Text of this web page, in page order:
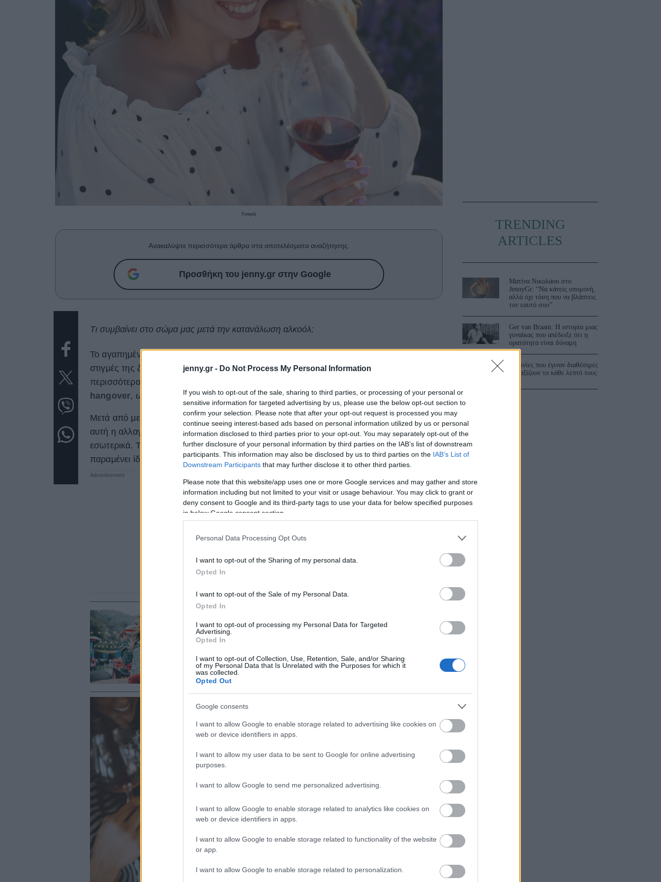
jenny.gr - Do Not Process My Personal Information
If you wish to opt-out of the sale, sharing to third parties, or processing of your personal or
sensitive information for targeted advertising by us, please use the below opt-out section to
confirm your selection. Please note that after your opt-out request is processed you may
continue seeing interest-based ads based on personal information utilized by us or personal
information disclosed to third parties prior to your opt-out. You may separately opt-out of the
further disclosure of your personal information by third parties on the IAB’s list of downstream
participants. This information may also be disclosed by us to third parties on the IAB’s List of
Downstream Participants that may further disclose it to other third parties.
Please note that this website/app uses one or more Google services and may gather and store
information including but not limited to your visit or usage behaviour. You may click to grant or
deny consent to Google and its third-party tags to use your data for below specified purposes
in below Google consent section.
Personal Data Processing Opt Outs
I want to opt-out of the Sharing of my personal data.
Opted In
I want to opt-out of the Sale of my Personal Data.
Opted In
I want to opt-out of processing my Personal Data for Targeted
Advertising.
Opted In
I want to opt-out of Collection, Use, Retention, Sale, and/or Sharing
of my Personal Data that Is Unrelated with the Purposes for which it
was collected.
Opted Out
Google consents
I want to allow Google to enable storage related to advertising like cookies on
web or device identifiers in apps.
I want to allow my user data to be sent to Google for online advertising
purposes.
I want to allow Google to send me personalized advertising.
I want to allow Google to enable storage related to analytics like cookies on
web or device identifiers in apps.
I want to allow Google to enable storage related to functionality of the website
or app.
I want to allow Google to enable storage related to personalization.
Freepik
Ανακαλύψτε περισσότερα άρθρα στα αποτελέσματα αναζήτησης.
Προσθήκη του jenny.gr στην Google
Τι συμβαίνει στο σώμα μας μετά την κατανάλωση αλκοόλ;
Το αγαπημένο μας
στιγμές της ζωής
μας. Και μπορεί σε μικρότερη ηλικία να έπρεπε να καταναλώσουμε
περισσότερα ποτήρια για να νιώσουμε ότι μας επηρεάζει ή για να αποκτήσουμε
hangover, ωστόσο αυτή η συνήθεια μεταβάλλεται όσο μεγαλώνουμε.
Μετά από μελέτες που πραγματοποιήθηκαν, οι επιστήμονες διαπίστωσαν που οφείλεται
αυτή η αλλαγή. Καθώς μεγαλώνουμε το σώμα μας αλλάζει, όχι μόνο εξωτερικά, αλλά και
εσωτερικά. Το ποσοστό του σωματικούλίπουςαυξάνεται, ακόμα κι αν το βάρος
παραμένει ίδιο, ενώ η ποσότητα τουνερούμειώνεται.
ΥΓΕΙΑ + ΔΙΑΤΡΟΦΗ
Το αλκοόλ συνδέεται με καρδιολογικά προβλήματα
TRENDING
ARTICLES
Ματίνα Νικολάου στο
JennyGr: “Να κάνεις υπομονή,
αλλά όχι τόση που να βλάπτεις
τον εαυτό σου”
Ger van Braam: Η ιστορία μιας
γυναίκας που απέδειξε ότι η
ορατότητα είναι δύναμη
3 ταινίες που έγιναν διαθέσιμες
και αξίζουν το κάθε λεπτό τους